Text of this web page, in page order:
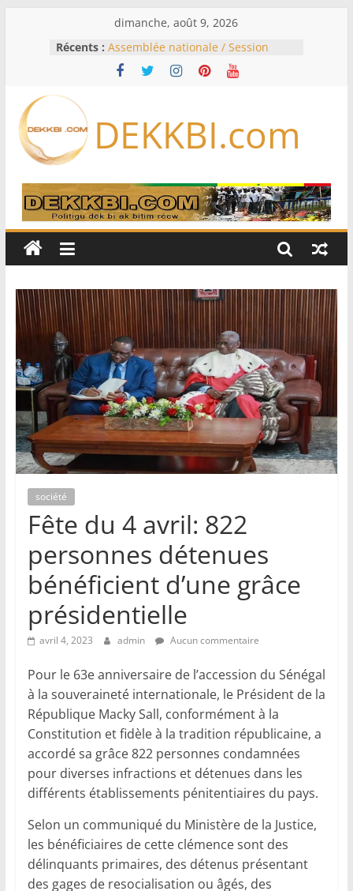
dimanche, août 9, 2026
Récents : Assemblée nationale / Session
extraordinaire: Six commissions
d’enquête à l’ordre du jour ce lundi
Bénin: Patrice Talon élu président
du Sénat, moins de trois mois
Pakistan et la Turquie signent un
accord de défense
RD Congo: Kinshasa interdit les
exportations de cuivre et de cobalt
production
DEKKBI.com
société
Fête du 4 avril: 822
personnes détenues
bénéficient d’une grâce
présidentielle
avril 4, 2023 admin Aucun commentaire
Pour le 63e anniversaire de l’accession du Sénégal
à la souveraineté internationale, le Président de la
République Macky Sall, conformément à la
Constitution et fidèle à la tradition républicaine, a
accordé sa grâce 822 personnes condamnées
pour diverses infractions et détenues dans les
différents établissements pénitentiaires du pays.
Selon un communiqué du Ministère de la Justice,
les bénéficiaires de cette clémence sont des
délinquants primaires, des détenus présentant
des gages de resocialisation ou âgés, des